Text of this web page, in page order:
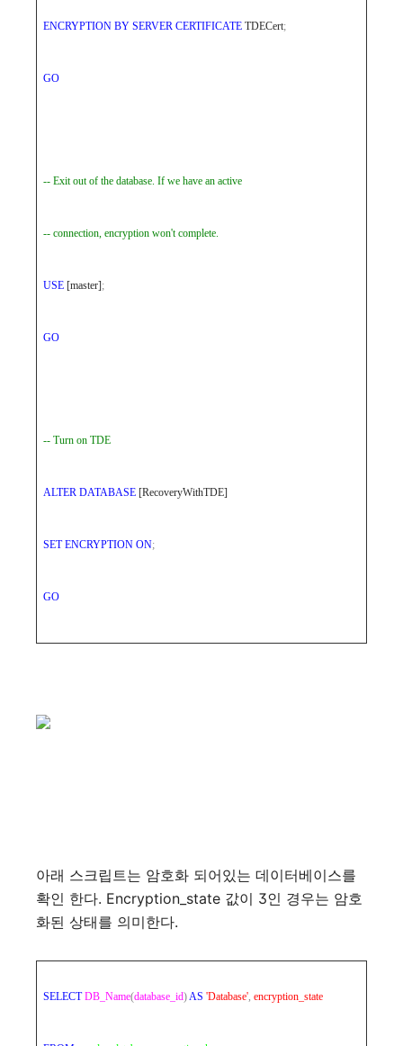
ENCRYPTION BY SERVER CERTIFICATE TDECert;
GO
-- Exit out of the database. If we have an active
-- connection, encryption won't complete.
USE [master];
GO
-- Turn on TDE
ALTER DATABASE [RecoveryWithTDE]
SET ENCRYPTION ON;
GO
아래 스크립트는 암호화 되어있는 데이터베이스를
확인 한다. Encryption_state 값이 3인 경우는 암호
화된 상태를 의미한다.
SELECT DB_Name(database_id)AS 'Database', encryption_state